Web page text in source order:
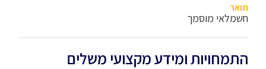
תואר
חשמלאי מוסמך
התמחויות ומידע מקצועי משלים